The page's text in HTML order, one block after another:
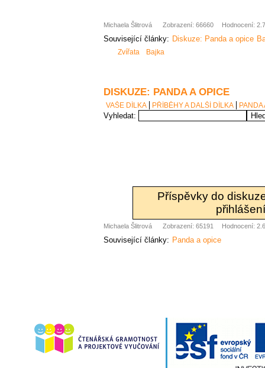
Michaela Šlitrová Zobrazení: 66660 Hodnocení:
Související články: Diskuze: Panda a opice
Zvířata Bajka
DISKUZE: PANDA A OPICE
VAŠE DÍLKA PŘÍBĚHY A DALŠÍ DÍLKA PANDA
Vyhledat:
Příspěvky do
Michaela Šlitrová Zobrazení: 65191 Hodnocení:
Související články: Panda a opice